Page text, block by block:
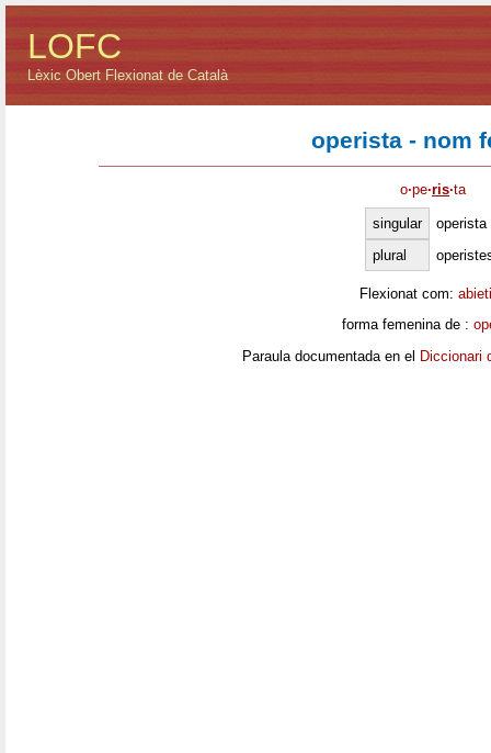
LOFC
Lèxic Obert Flexionat de Català
operista - nom
o·pe·ris·ta
singular
operista
plural
Flexionat com:
forma femenina de :
Paraula documentada en el Diccionari